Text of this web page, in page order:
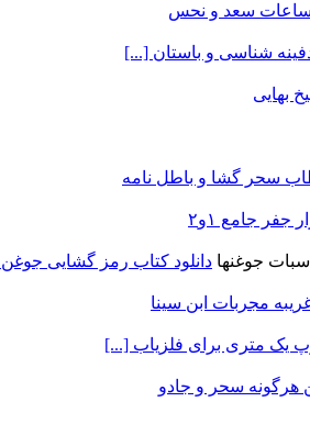
ساعات سعد و نحس
شناسی و باستان [...]
بهایی
سحر گشا و باطل نامه
جفر جامع ۱و۲
دانلود کتاب رمز گشایی
مجربات ابن سینا
یک متری برای فلزیاب [...]
هرگونه سحر و جادو